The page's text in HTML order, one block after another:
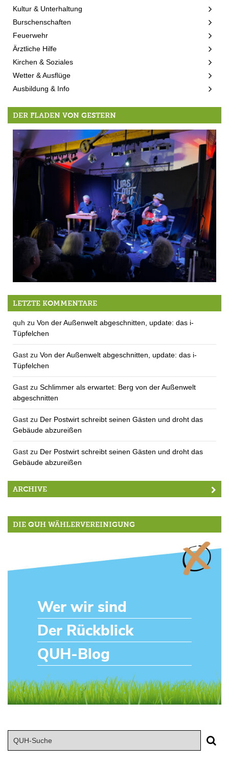
Kultur & Unterhaltung
Burschenschaften
Feuerwehr
Ärztliche Hilfe
Kirchen & Soziales
Wetter & Ausflüge
Ausbildung & Info
DER FLADEN VON GESTERN
Große Kleinkunst auf kleiner Bühne
LETZTE KOMMENTARE
quh zu Von der Außenwelt abgeschnitten, update: das i-
Tüpfelchen
Gast zu Von der Außenwelt abgeschnitten, update: das i-
Tüpfelchen
Gast zu Schlimmer als erwartet: Berg von der Außenwelt
abgeschnitten
Gast zu Der Postwirt schreibt seinen Gästen und droht das
Gebäude abzureißen
Gast zu Der Postwirt schreibt seinen Gästen und droht das
Gebäude abzureißen
ARCHIVE
DIE QUH WÄHLERVEREINIGUNG
Wer wir sind
Der Rückblick
QUH-Blog